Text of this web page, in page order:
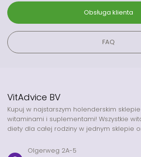
Obsługa klienta
FAQ
VitAdvice BV
Kupuj w najstarszym holenderskim
witaminami i suplementami! Wszystkie
diety dla całej rodziny w jednym sklepie
Olgerweg 2A-5